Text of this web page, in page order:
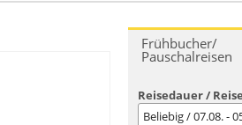
Frühbucher/
Pauschalreisen
Reisedauer /
Beliebig / 07.08. -